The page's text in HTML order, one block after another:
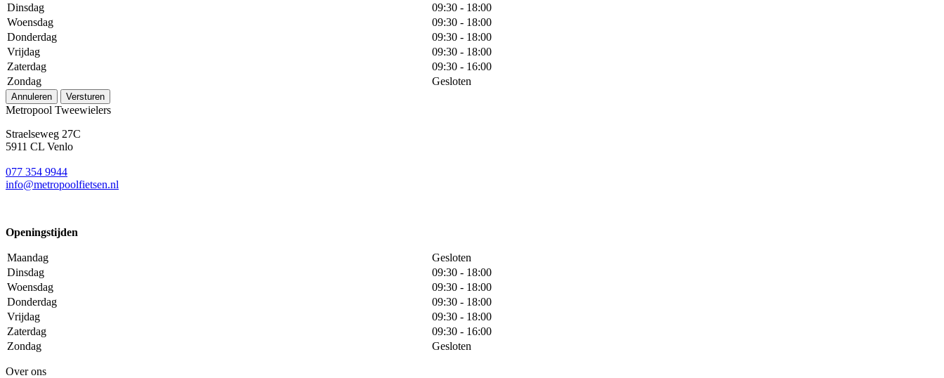
Dinsdag
09:30 - 18:00
Woensdag
09:30 - 18:00
Donderdag
09:30 - 18:00
Vrijdag
09:30 - 18:00
Zaterdag
09:30 - 16:00
Zondag
Gesloten
Annuleren Versturen
Metropool Tweewielers
Straelseweg 27C
5911 CL Venlo
077 354 9944
info@metropoolfietsen.nl
Openingstijden
Maandag
Gesloten
Dinsdag
09:30 - 18:00
Woensdag
09:30 - 18:00
Donderdag
09:30 - 18:00
Vrijdag
09:30 - 18:00
Zaterdag
09:30 - 16:00
Zondag
Gesloten
Over ons